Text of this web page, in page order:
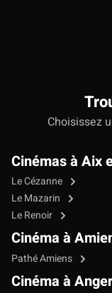
Choisissez
Cinémas à Aix
Le Cézanne
Le Mazarin
Le Renoir
Cinéma à
Pathé Amiens
Cinéma à